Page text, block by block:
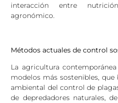
interacción entre
agronómico.
Métodos actuales de control
La agricultura
modelos más sostenibles,
ambiental del control de
de depredadores naturales,